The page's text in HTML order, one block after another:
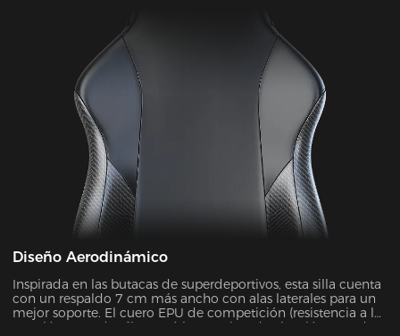
Diseño Aerodinámico
Inspirada en las butacas de superdeportivos, esta silla cuenta
con un respaldo 7 cm más ancho con alas laterales para un
mejor soporte. El cuero EPU de competición (resistencia a la
tracción ≥80 N/cm²) superó las pruebas de abrasión SGS de